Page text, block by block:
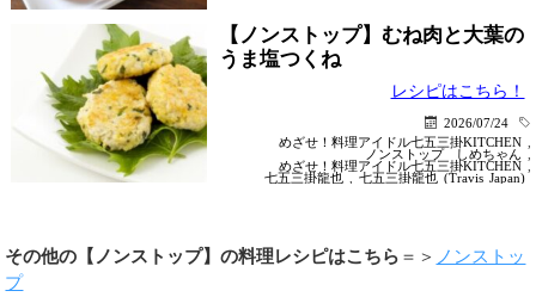
【ノンストップ】むね肉と大葉の
うま塩つくね
レシピはこちら！
2026/07/24
めざせ！料理アイドル七五三掛KITCHEN
ノンストップ
しめちゃん ,
めざせ！料理アイドル七五三掛KITCHEN ,
七五三掛龍也
七五三掛龍也 (Travis Japan)
その他の【ノンストップ】の料理レシピはこちら ＝＞ ノンストッ
プ